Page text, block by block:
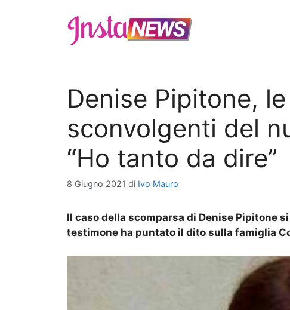
Denise Pipitone,
sconvolgenti del
“Ho tanto da dire”
8 Giugno 2021 di Ivo Mauro
Il caso della scomparsa di Denise Pipitone
testimone ha puntato il dito sulla famiglia